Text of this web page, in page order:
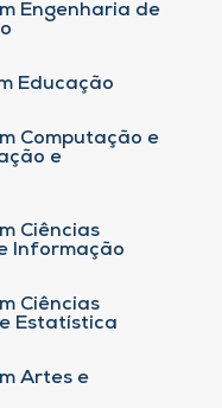
Engenharia de
Educação
Computação e
e
Ciências
Informação
Ciências
Estatística
Artes e